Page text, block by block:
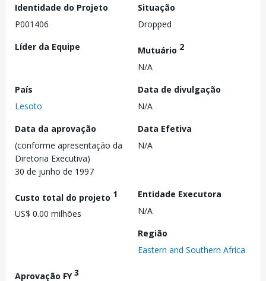
Identidade do Projeto
P001406
Situação
Dropped
Líder da Equipe
Mutuário 2
N/A
País
Lesoto
Data de divulgação
N/A
Data da aprovação
(conforme apresentação da
Diretoria Executiva)
30 de junho de 1997
Data Efetiva
N/A
Custo total do projeto 1
US$ 0.00 milhões
Entidade Executora
N/A
Região
Eastern and Southern Africa
Aprovação FY3